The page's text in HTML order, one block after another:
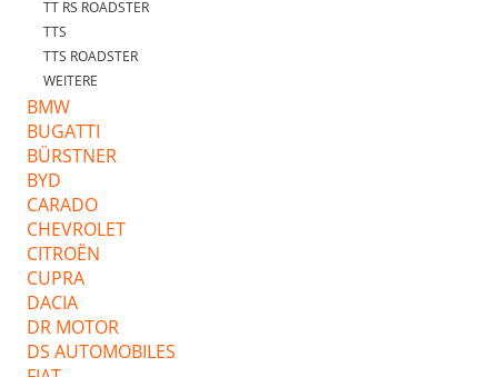
TT RS ROADSTER
TTS
TTS ROADSTER
WEITERE
BMW
BUGATTI
BÜRSTNER
BYD
CARADO
CHEVROLET
CITROËN
CUPRA
DACIA
DR MOTOR
DS AUTOMOBILES